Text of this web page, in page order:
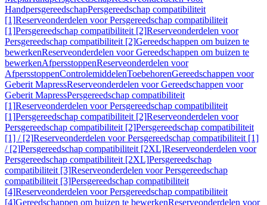
HandpersgereedschapPersgereedschap compatibiliteit
[1]Reserveonderdelen voor Persgereedschap compatibiliteit
[1]Persgereedschap compatibiliteit [2]Reserveonderdelen voor
Persgereedschap compatibiliteit [2]Gereedschappen om buizen te
bewerkenReserveonderdelen voor Gereedschappen om buizen te
bewerkenAfpersstoppenReserveonderdelen voor
AfpersstoppenControlemiddelenToebehorenGereedschappen voor
Geberit MapressReserveonderdelen voor Gereedschappen voor
Geberit MapressPersgereedschap compatibiliteit
[1]Reserveonderdelen voor Persgereedschap compatibiliteit
[1]Persgereedschap compatibiliteit [2]Reserveonderdelen voor
Persgereedschap compatibiliteit [2]Persgereedschap compatibiliteit
[1] / [2]Reserveonderdelen voor Persgereedschap compatibiliteit [1]
/ [2]Persgereedschap compatibiliteit [2XL]Reserveonderdelen voor
Persgereedschap compatibiliteit [2XL]Persgereedschap
compatibiliteit [3]Reserveonderdelen voor Persgereedschap
compatibiliteit [3]Persgereedschap compatibiliteit
[4]Reserveonderdelen voor Persgereedschap compatibiliteit
[4]Gereedschappen om buizen te bewerkenReserveonderdelen voor